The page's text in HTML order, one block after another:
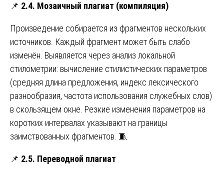
📌 2.4. Мозаичный плагиат (компиляция)
Произведение собирается из фрагментов нескольких
источников. Каждый фрагмент может быть слабо
изменён. Выявляется через анализ локальной
стилометрии: вычисление стилистических параметров
(средняя длина предложения, индекс лексического
разнообразия, частота использования служебных слов)
в скользящем окне. Резкие изменения параметров на
коротких интервалах указывают на границы
заимствованных фрагментов. 🧵
📌 2.5. Переводной плагиат